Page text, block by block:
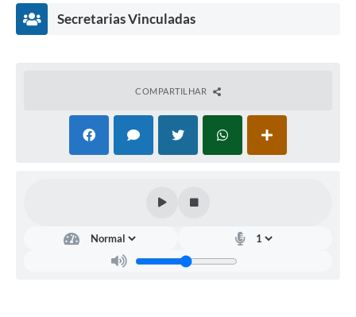
Secretarias Vinculadas
Kátia
COMPARTILHAR